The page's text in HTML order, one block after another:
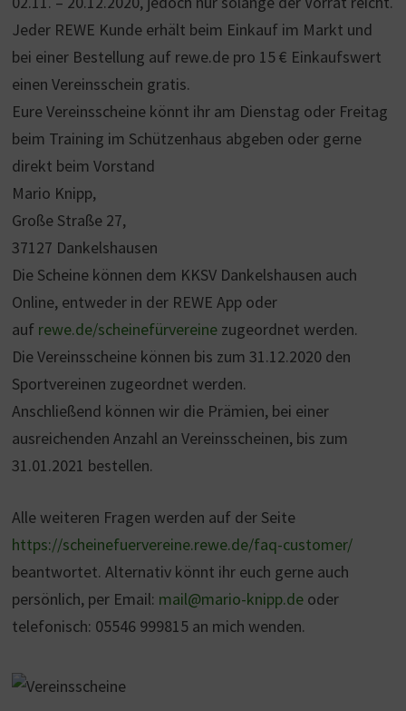
Jeder REWE Kunde erhält beim Einkauf im Markt und
bei einer Bestellung auf rewe.de pro 15 € Einkaufswert
einen Vereinsschein gratis.
Eure Vereinsscheine könnt ihr am Dienstag oder Freitag
beim Training im Schützenhaus abgeben oder gerne
direkt beim Vorstand
Mario Knipp,
Große Straße 27,
37127 Dankelshausen
Die Scheine können dem KKSV Dankelshausen auch
Online, entweder in der REWE App oder
auf rewe.de/scheinefürvereinezugeordnet werden.
Die Vereinsscheine können bis zum 31.12.2020 den
Sportvereinen zugeordnet werden.
Anschließend können wir die Prämien, bei einer
ausreichenden Anzahl an Vereinsscheinen, bis zum
31.01.2021 bestellen.
Alle weiteren Fragen werden auf der Seite
https://scheinefuervereine.rewe.de/faq-customer/
beantwortet. Alternativ könnt ihr euch gerne auch
persönlich, per Email: mail@mario-knipp.deoder
telefonisch: 05546 999815 an mich wenden.